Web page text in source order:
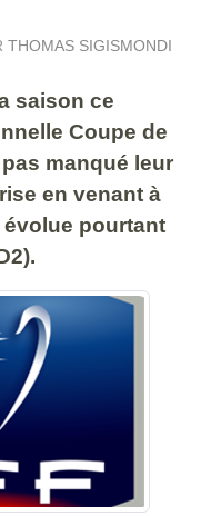
THOMAS SIGISMONDI
saison ce
Coupe de
manqué leur
en venant à
pourtant